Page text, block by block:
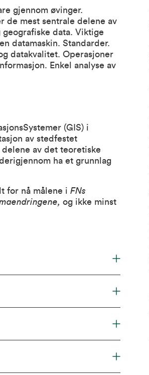
gjennom øvinger.
de mest sentrale delene av
data. Viktige
datamaskin. Standarder.
datakvalitet. Operasjoner
Enkel analyse av
(GIS) i
av stedfestet
av det teoretiske
ha et grunnlag
for nå målene i FNs
og ikke minst